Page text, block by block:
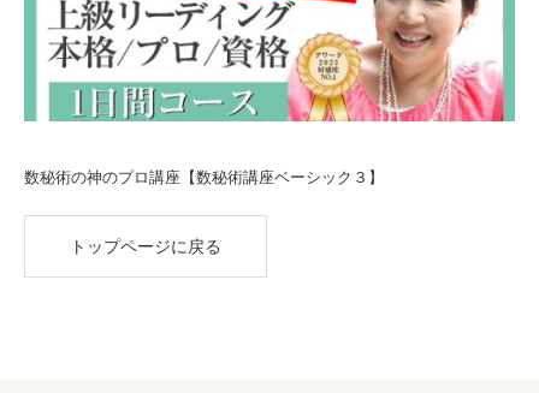
数秘術の神のプロ講座【数秘術講座ベーシック３】
トップページに戻る